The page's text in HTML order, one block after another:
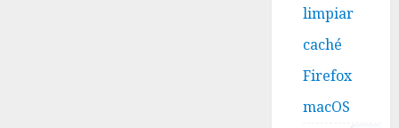
limpiar
caché
Firefox
macOS